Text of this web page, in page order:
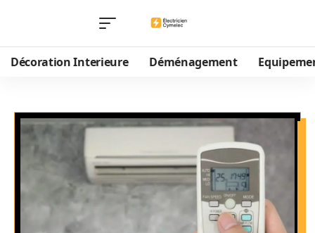
Décoration Interieure Déménagement